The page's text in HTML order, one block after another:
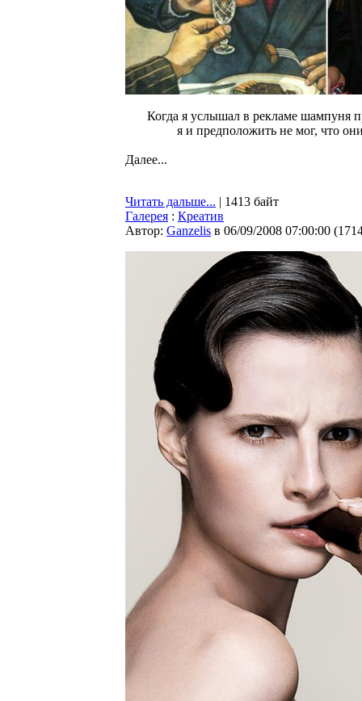
Когда я услышал в рекламе шампуня
я и предположить не мог, что
Далее...
Читать дальше... | 1413 байт
Галерея : Креатив
Автор: Ganzelis в 06/09/2008 07:00:00 (